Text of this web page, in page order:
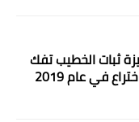
ثبات الخطيب تفك
لغز الزهايمر وتتوج ببراءة اختراع في عام 2019